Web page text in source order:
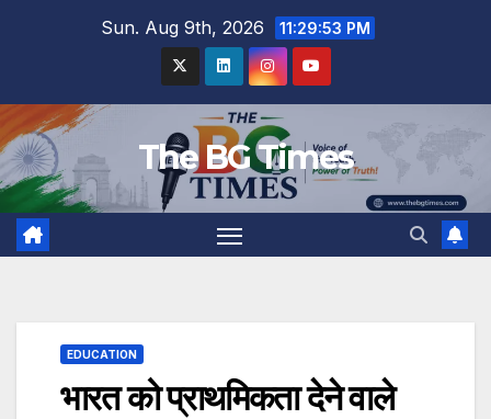
Sun. Aug 9th, 2026 11:29:54 PM
The BG Times
EDUCATION
भारत को प्राथमिकता देने वाले